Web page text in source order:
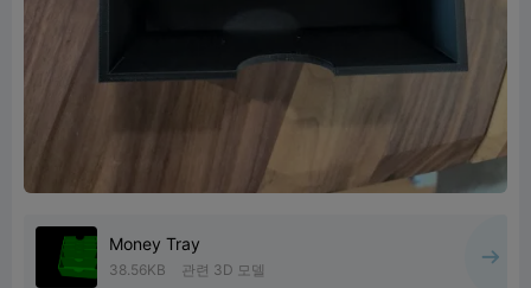
Money Tray
38.56KB 관련 3D 모델